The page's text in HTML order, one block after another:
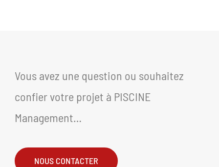
Vous avez une question ou souhaitez
confier votre projet à PISCINE
Management…
NOUS CONTACTER